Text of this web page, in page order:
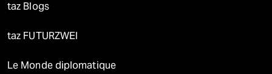
taz Blogs
taz FUTURZWEI
Le Monde diplomatique